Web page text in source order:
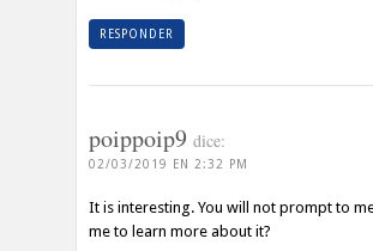
RESPONDER
poippoip9 dice:
02/03/2019 EN 2:32 PM
It is interesting. You will not prompt to
me to learn more about it?